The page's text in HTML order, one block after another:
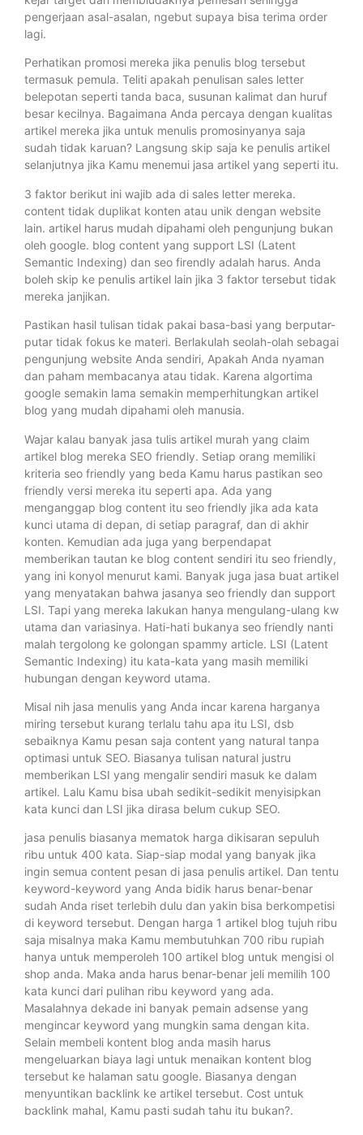
pengerjaan asal-asalan, ngebut supaya bisa terima order
lagi.
Perhatikan promosi mereka jika penulis blog tersebut
termasuk pemula. Teliti apakah penulisan sales letter
belepotan seperti tanda baca, susunan kalimat dan huruf
besar kecilnya. Bagaimana Anda percaya dengan kualitas
artikel mereka jika untuk menulis promosinyanya saja
sudah tidak karuan? Langsung skip saja ke penulis artikel
selanjutnya jika Kamu menemui jasa artikel yang seperti itu.
3 faktor berikut ini wajib ada di sales letter mereka.
content tidak duplikat konten atau unik dengan website
lain. artikel harus mudah dipahami oleh pengunjung bukan
oleh google. blog content yang support LSI (Latent
Semantic Indexing) dan seo firendly adalah harus. Anda
boleh skip ke penulis artikel lain jika 3 faktor tersebut tidak
mereka janjikan.
Pastikan hasil tulisan tidak pakai basa-basi yang berputar-
putar tidak fokus ke materi. Berlakulah seolah-olah sebagai
pengunjung website Anda sendiri, Apakah Anda nyaman
dan paham membacanya atau tidak. Karena algortima
google semakin lama semakin memperhitungkan artikel
blog yang mudah dipahami oleh manusia.
Wajar kalau banyak jasa tulis artikel murah yang claim
artikel blog mereka SEO friendly. Setiap orang memiliki
kriteria seo friendly yang beda Kamu harus pastikan seo
friendly versi mereka itu seperti apa. Ada yang
menganggap blog content itu seo friendly jika ada kata
kunci utama di depan, di setiap paragraf, dan di akhir
konten. Kemudian ada juga yang berpendapat
memberikan tautan ke blog content sendiri itu seo friendly,
yang ini konyol menurut kami. Banyak juga jasa buat artikel
yang menyatakan bahwa jasanya seo friendly dan support
LSI. Tapi yang mereka lakukan hanya mengulang-ulang kw
utama dan variasinya. Hati-hati bukanya seo friendly nanti
malah tergolong ke golongan spammy article. LSI (Latent
Semantic Indexing) itu kata-kata yang masih memiliki
hubungan dengan keyword utama.
Misal nih jasa menulis yang Anda incar karena harganya
miring tersebut kurang terlalu tahu apa itu LSI, dsb
sebaiknya Kamu pesan saja content yang natural tanpa
optimasi untuk SEO. Biasanya tulisan natural justru
memberikan LSI yang mengalir sendiri masuk ke dalam
artikel. Lalu Kamu bisa ubah sedikit-sedikit menyisipkan
kata kunci dan LSI jika dirasa belum cukup SEO.
jasa penulis biasanya mematok harga dikisaran sepuluh
ribu untuk 400 kata. Siap-siap modal yang banyak jika
ingin semua content pesan di jasa penulis artikel. Dan tentu
keyword-keyword yang Anda bidik harus benar-benar
sudah Anda riset terlebih dulu dan yakin bisa berkompetisi
di keyword tersebut. Dengan harga 1 artikel blog tujuh ribu
saja misalnya maka Kamu membutuhkan 700 ribu rupiah
hanya untuk memperoleh 100 artikel blog untuk mengisi ol
shop anda. Maka anda harus benar-benar jeli memilih 100
kata kunci dari pulihan ribu keyword yang ada.
Masalahnya dekade ini banyak pemain adsense yang
mengincar keyword yang mungkin sama dengan kita.
Selain membeli kontent blog anda masih harus
mengeluarkan biaya lagi untuk menaikan kontent blog
tersebut ke halaman satu google. Biasanya dengan
menyuntikan backlink ke artikel tersebut. Cost untuk
backlink mahal, Kamu pasti sudah tahu itu bukan?.